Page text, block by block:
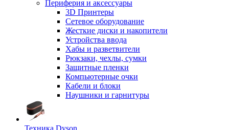
Периферия и аксессуары
3D Принтеры
Сетевое оборудование
Жесткие диски и накопители
Устройства ввода
Хабы и разветвители
Рюкзаки, чехлы, сумки
Защитные пленки
Компьютерные очки
Кабели и блоки
Наушники и гарнитуры
Техника Dyson